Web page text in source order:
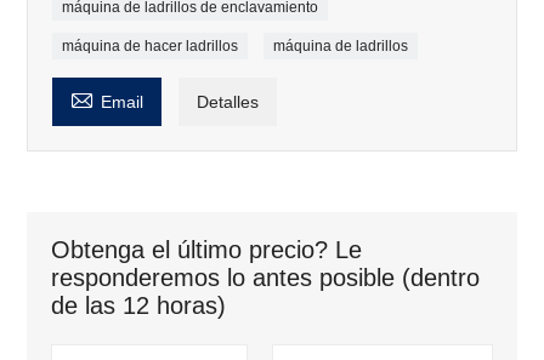
máquina de ladrillos de enclavamiento
máquina de hacer ladrillos máquina de ladrillos
 Email Detalles
Obtenga el último precio? Le
responderemos lo antes posible (dentro
de las 12 horas)